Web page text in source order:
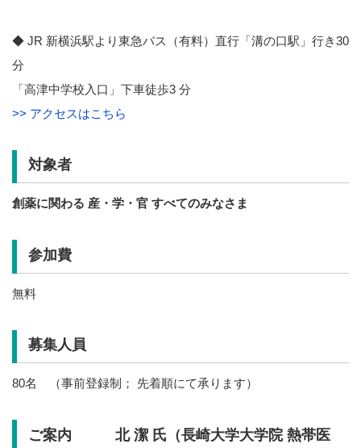
◆ JR 新横浜駅より東急バス（有料）直行「溝の口駅」行き30
分
「高津中学校入口」下車徒歩3 分
>> アクセスはこちら
対象者
創薬に関わる 産・学・官 すべてのみなさま
参加費
無料
募集人員
80名 （事前登録制； 先着順にて承ります）
ご案内 北 潔 氏（長崎大学大学院 熱帯医